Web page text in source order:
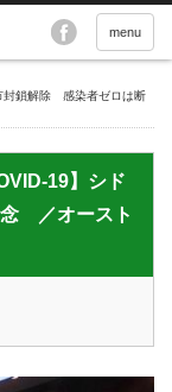
menu
封鎖解除 感染者ゼロは断
19】シド
／オースト